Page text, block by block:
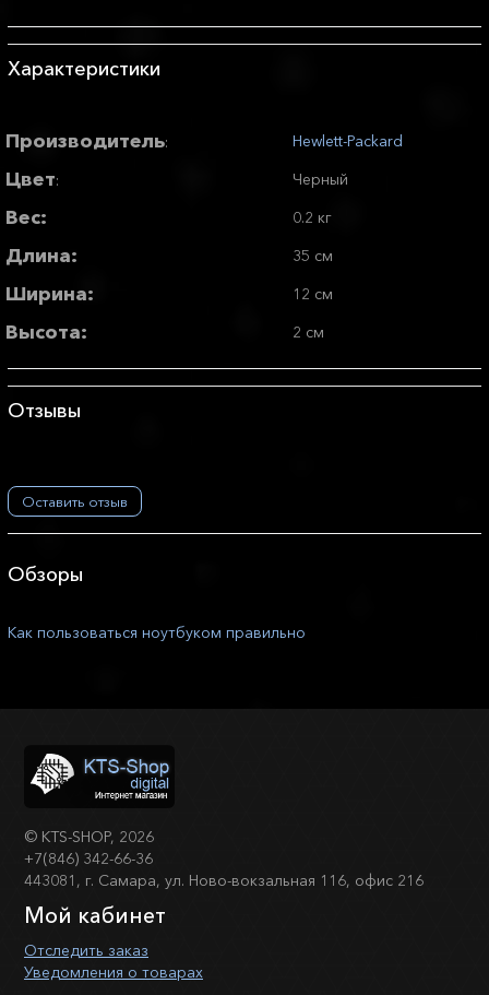
Характеристики
Производитель: Hewlett-Packard
Цвет: Черный
Вес: 0.2 кг
Длина: 35 см
Ширина: 12 см
Высота: 2 см
Отзывы
Оставить отзыв
Обзоры
Как пользоваться ноутбуком правильно
© KTS-SHOP, 2026
+7(846) 342-66-36
443081, г. Самара, ул. Ново-вокзальная 116, офис 216
Мой кабинет
Отследить заказ
Уведомления о товарах